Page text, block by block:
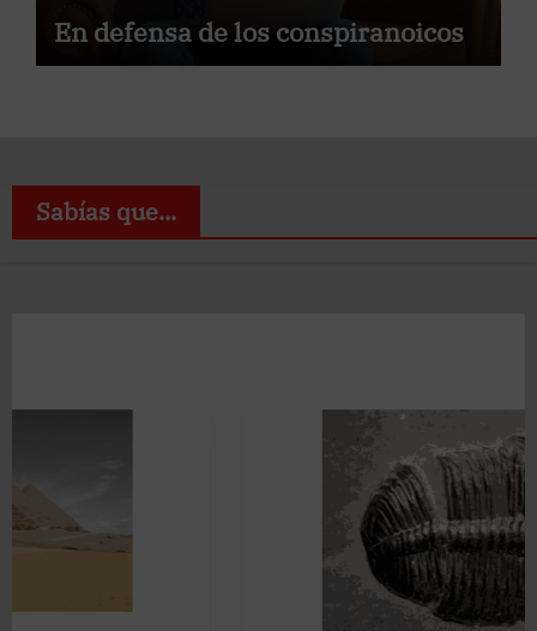
En defensa de los conspiranoicos
Sabías que...